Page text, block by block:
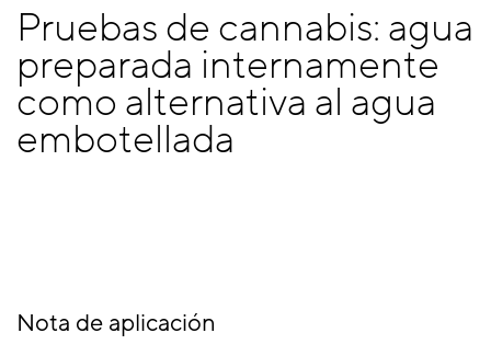
Pruebas de cannabis: agua
preparada internamente
como alternativa al agua
embotellada
Nota de aplicación